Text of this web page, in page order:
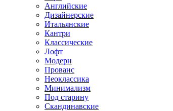
Английские
Дизайнерские
Итальянские
Кантри
Классические
Лофт
Модерн
Прованс
Неоклассика
Минимализм
Под старину
Скандинавские